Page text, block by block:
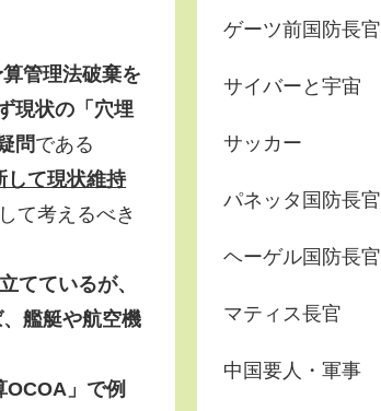
管理法破棄を
現状の「穴埋
問である
して現状維持
て考えるべき
てているが、
艦艇や航空機
OCOA」で例
ゲーツ前国防長官
サイバーと宇宙
サッカー
パネッタ国防長官
ヘーゲル国防長官
マティス長官
中国要人・軍事